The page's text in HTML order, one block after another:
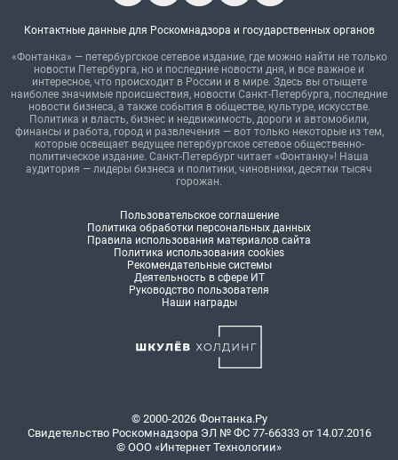
Контактные данные для Роскомнадзора и государственных органов
«Фонтанка» — петербургское сетевое издание, где можно найти не только
новости Петербурга, но и последние новости дня, и все важное и
интересное, что происходит в России и в мире. Здесь вы отыщете
наиболее значимые происшествия, новости Санкт-Петербурга, последние
новости бизнеса, а также события в обществе, культуре, искусстве.
Политика и власть, бизнес и недвижимость, дороги и автомобили,
финансы и работа, город и развлечения — вот только некоторые из тем,
которые освещает ведущее петербургское сетевое общественно-
политическое издание. Санкт-Петербург читает «Фонтанку»! Наша
аудитория — лидеры бизнеса и политики, чиновники, десятки тысяч
горожан.
Пользовательское соглашение
Политика обработки персональных данных
Правила использования материалов сайта
Политика использования cookies
Рекомендательные системы
Деятельность в сфере ИТ
Руководство пользователя
Наши награды
© 2000-2026 Фонтанка.Ру
Свидетельство Роскомнадзора ЭЛ № ФС 77-66333 от 14.07.2016
© ООО «Интернет Технологии»